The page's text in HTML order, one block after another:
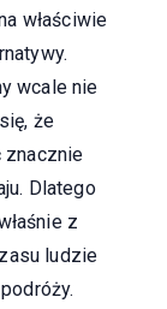
właściwie
wcale nie
że
znacznie
Dlatego
z
ludzie